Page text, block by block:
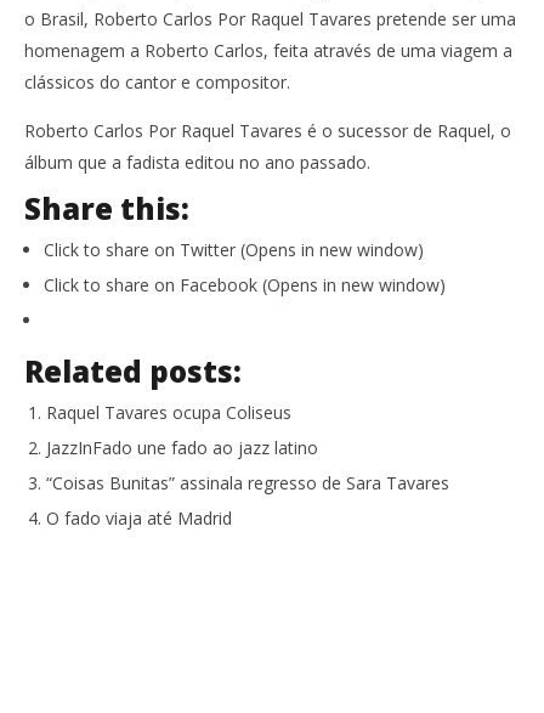
o Brasil, Roberto Carlos Por Raquel Tavares pretende ser uma
homenagem a Roberto Carlos, feita através de uma viagem a
clássicos do cantor e compositor.
Roberto Carlos Por Raquel Tavares é o sucessor de Raquel, o
álbum que a fadista editou no ano passado.
Share this:
Click to share on Twitter (Opens in new window)
Click to share on Facebook (Opens in new window)
Related posts:
Raquel Tavares ocupa Coliseus
JazzInFado une fado ao jazz latino
“Coisas Bunitas” assinala regresso de Sara Tavares
O fado viaja até Madrid